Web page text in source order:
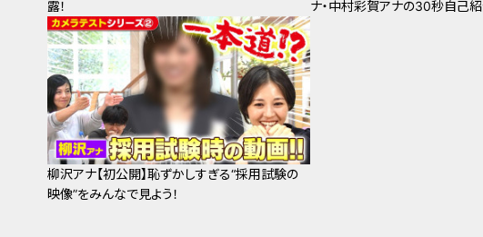
露！
ナ・中村彩賀アナの30秒自己
柳沢アナ【初公開】恥ずかしすぎる“採用試験の
映像”をみんなで見よう！